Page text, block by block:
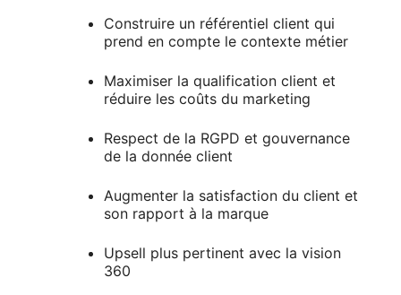
Construire un référentiel client qui
prend en compte le contexte métier
Maximiser la qualification client et
réduire les coûts du marketing
Respect de la RGPD et gouvernance
de la donnée client
Augmenter la satisfaction du client et
son rapport à la marque
Upsell plus pertinent avec la vision
360